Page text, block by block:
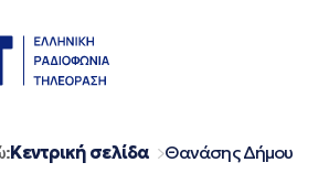
Κεντρική σελίδα Θανάσης Δήμου